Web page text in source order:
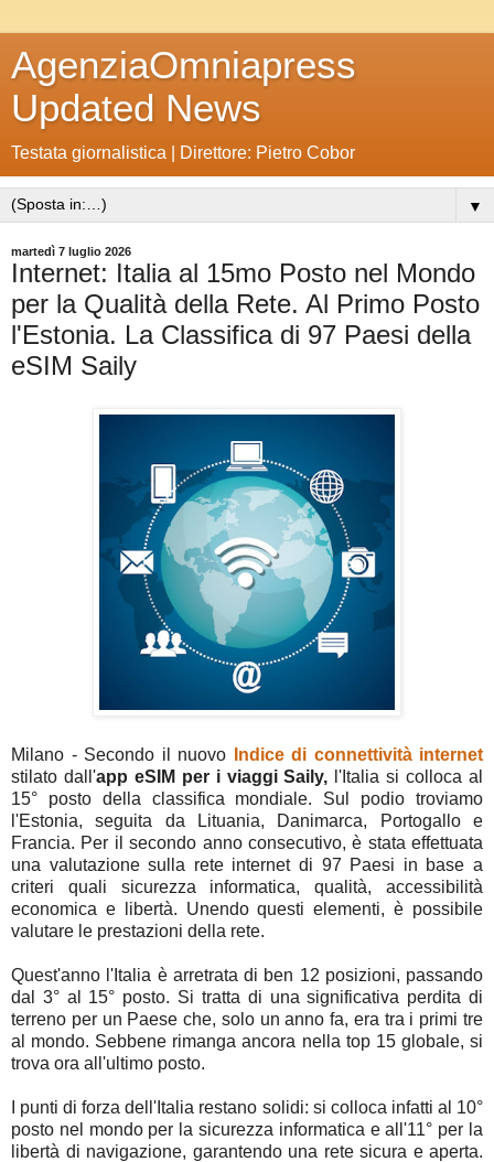
AgenziaOmniapress
Updated News
Testata giornalistica | Direttore: Pietro Cobor
▼
martedì 7 luglio 2026
Internet: Italia al 15mo Posto nel Mondo
per la Qualità della Rete. Al Primo Posto
l'Estonia. La Classifica di 97 Paesi della
eSIM Saily
Milano - Secondo il nuovo
Indice di connettività internet
stilato dall'app eSIM per i viaggi Saily, l'Italia si colloca al
15° posto della classifica mondiale. Sul podio troviamo
l'Estonia, seguita da Lituania, Danimarca, Portogallo e
Francia. Per il secondo anno consecutivo, è stata effettuata
una valutazione sulla rete internet di 97 Paesi in base a
criteri quali sicurezza informatica, qualità, accessibilità
economica e libertà. Unendo questi elementi, è possibile
valutare le prestazioni della rete.
Quest'anno l'Italia è arretrata di ben 12 posizioni, passando
dal 3° al 15° posto. Si tratta di una significativa perdita di
terreno per un Paese che, solo un anno fa, era tra i primi tre
al mondo. Sebbene rimanga ancora nella top 15 globale, si
trova ora all'ultimo posto.
I punti di forza dell'Italia restano solidi: si colloca infatti al 10°
posto nel mondo per la sicurezza informatica e all'11° per la
libertà di navigazione, garantendo una rete sicura e aperta.